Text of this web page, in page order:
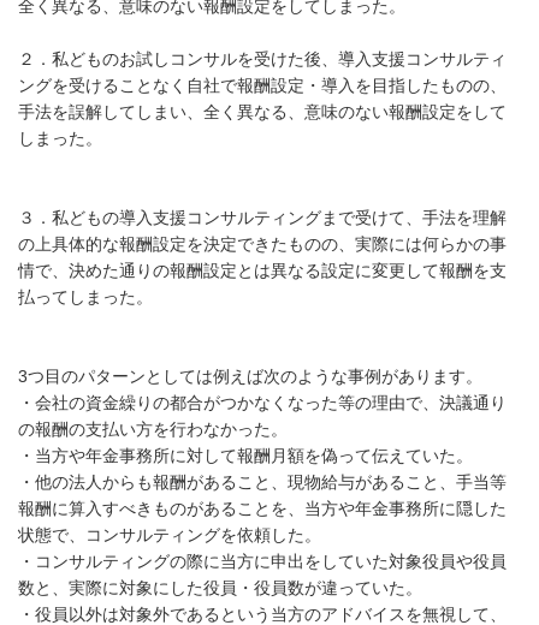
全く異なる、意味のない報酬設定をしてしまった。
２．私どものお試しコンサルを受けた後、導入支援コンサルティ
ングを受けることなく自社で報酬設定・導入を目指したものの、
手法を誤解してしまい、全く異なる、意味のない報酬設定をして
しまった。
３．私どもの導入支援コンサルティングまで受けて、手法を理解
の上具体的な報酬設定を決定できたものの、実際には何らかの事
情で、決めた通りの報酬設定とは異なる設定に変更して報酬を支
払ってしまった。
3つ目のパターンとしては例えば次のような事例があります。
・会社の資金繰りの都合がつかなくなった等の理由で、決議通り
の報酬の支払い方を行わなかった。
・当方や年金事務所に対して報酬月額を偽って伝えていた。
・他の法人からも報酬があること、現物給与があること、手当等
報酬に算入すべきものがあることを、当方や年金事務所に隠した
状態で、コンサルティングを依頼した。
・コンサルティングの際に当方に申出をしていた対象役員や役員
数と、実際に対象にした役員・役員数が違っていた。
・役員以外は対象外であるという当方のアドバイスを無視して、